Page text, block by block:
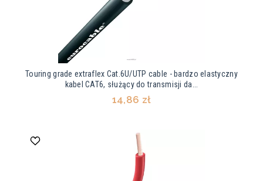
Touring grade extraflex Cat.6U/UTP cable - bardzo elastyczny
kabel CAT6, służący do transmisji da...
14,86 zł